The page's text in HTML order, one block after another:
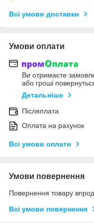
Всі умови доставки
Умови оплати
Ви отримаєте
або гроші
Детальніше
Післяплата
Оплата на рахунок
Всі умови оплати
Умови повернення
Повернення товару
Всі умови повернення